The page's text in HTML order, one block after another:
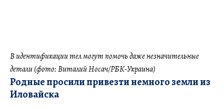
В идентификации тел могут помочь даже незначительные
детали (фото: Виталий Носач/РБК-Украина)
Родные просили привезти немного земли из
Иловайска